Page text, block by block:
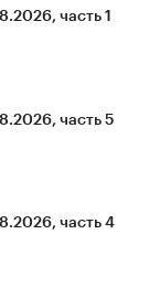
часть 1
часть 5
часть 4